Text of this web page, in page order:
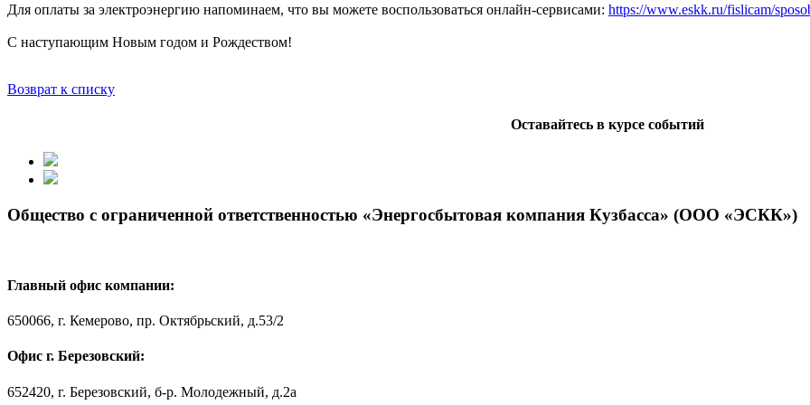
Для оплаты за электроэнергию напоминаем, что вы можете воспользоваться онлайн-сервисами: https://www.eskk.ru/fislicam/
С наступающим Новым годом и Рождеством!
Возврат к списку
Оставайтесь в курсе событий
Общество с ограниченной ответственностью «Энергосбытовая компания Кузбасса» (ООО «ЭСКК»)
Главный офис компании:
650066, г. Кемерово, пр. Октябрьский, д.53/2
Офис г. Березовский:
652420, г. Березовский, б-р. Молодежный, д.2а